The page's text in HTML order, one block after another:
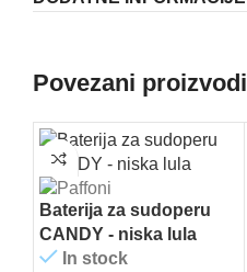
Povezani proizvodi
Baterija za sudoperu
CANDY - niska lula
In stock